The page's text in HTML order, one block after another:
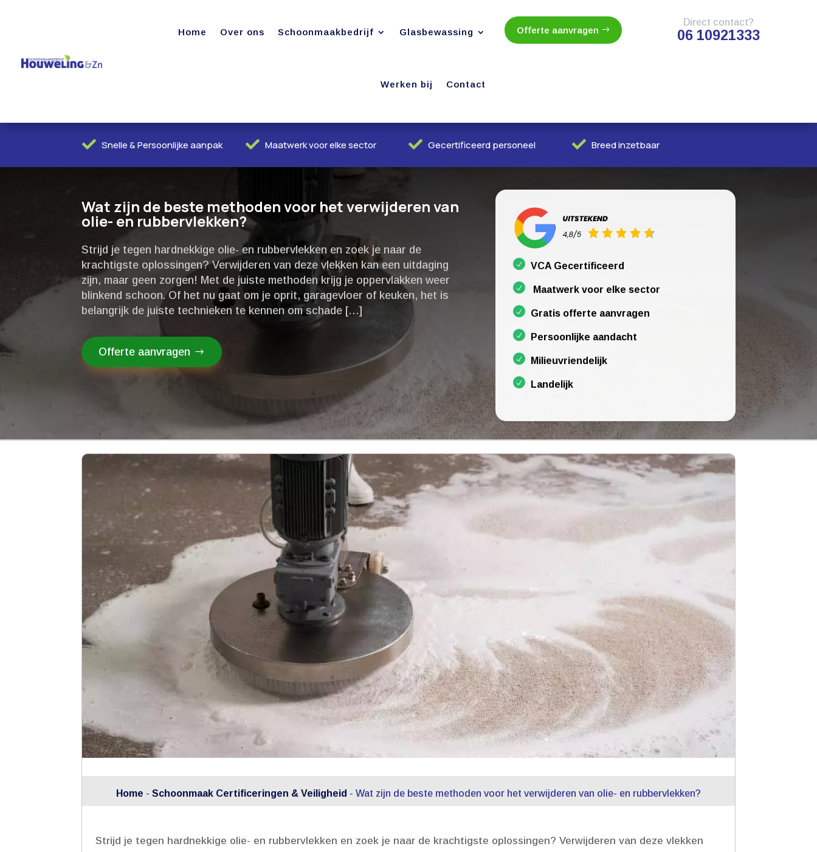
Home Over ons Schoonmaakbedrijf Glasbewassing
Werken bij Contact
Offerte aanvragen
Direct contact?
06 10921333
 Snelle & Persoonlijke aanpak  Maatwerk voor elke sector  Gecertificeerd personeel  Breed inzetbaar
Wat zijn de beste methoden voor het verwijderen van
olie- en rubbervlekken?
Strijd je tegen hardnekkige olie- en rubbervlekken en zoek je naar de
krachtigste oplossingen? Verwijderen van deze vlekken kan een uitdaging
zijn, maar geen zorgen! Met de juiste methoden krijg je oppervlakken weer
blinkend schoon.​ Of het nu gaat om je oprit, garagevloer of keuken, het is
belangrijk de juiste technieken te kennen om schade […]
Offerte aanvragen
VCA Gecertificeerd
Maatwerk voor elke sector
Gratis offerte aanvragen
Persoonlijke aandacht
Milieuvriendelijk
Landelijk
Home - Schoonmaak Certificeringen & Veiligheid - Wat zijn de beste methoden voor het verwijderen van olie- en rubbervlekken?
Strijd je tegen hardnekkige olie- en rubbervlekken en zoek je naar de krachtigste oplossingen? Verwijderen van deze vlekken